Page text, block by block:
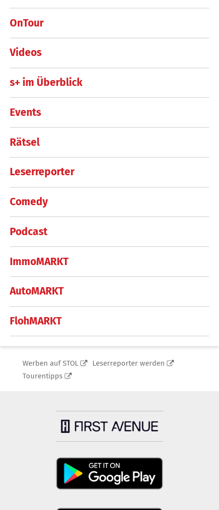
OnTour
Videos
s+ im Überblick
Events
Rätsel
Leserreporter
Comedy
Podcast
ImmoMARKT
AutoMARKT
FlohMARKT
Werben auf STOL
Leserreporter werden
Tourentipps